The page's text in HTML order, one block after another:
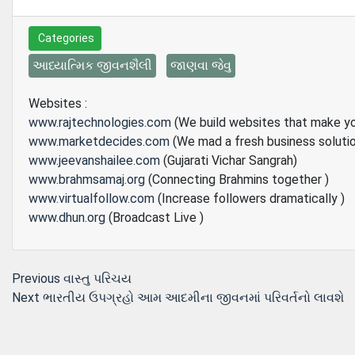
Categories
આધ્યાત્મિક જીવનશૈલી જાણવા જેવુ
Websites :
www.rajtechnologies.com (We build websites that make
www.marketdecides.com (We mad a fresh business
www.jeevanshailee.com (Gujarati Vichar Sangrah)
www.brahmsamaj.org (Connecting Brahmins together )
www.virtualfollow.com (Increase followers dramatically )
www.dhun.org (Broadcast Live )
Post
navigation
Previous Previous
post:
વાસ્‍તુ પરિચય
Next Next
ભારતીય ઉપગ્રહો આમ આદમીના જીવનમાં પરિવર્તનો લાવશે